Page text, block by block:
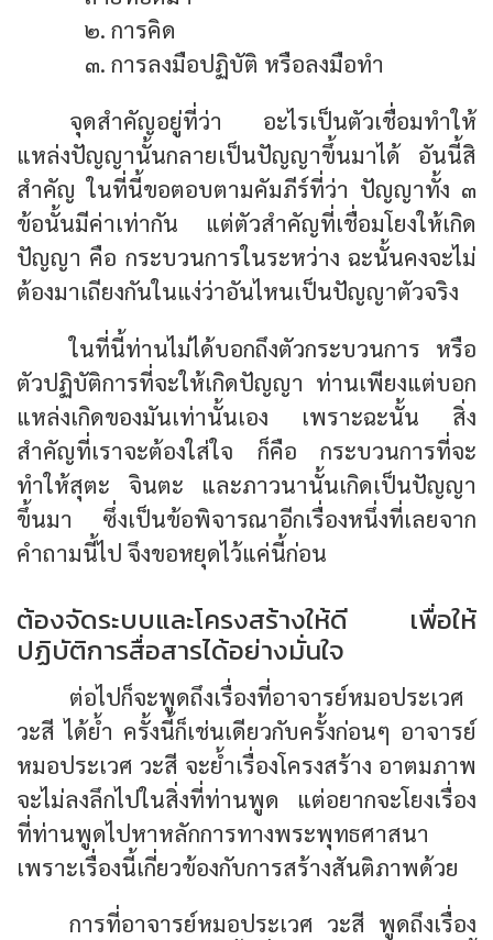
๒. การคิด
๓. การลงมือปฏิบัติ หรือลงมือทำ
จุดสำคัญอยู่ที่ว่า อะไรเป็นตัวเชื่อมทำให้
แหล่งปัญญานั้นกลายเป็นปัญญาขึ้นมาได้ อันนี้สิ
สำคัญ ในที่นี้ขอตอบตามคัมภีร์ที่ว่า ปัญญาทั้ง ๓
ข้อนั้นมีค่าเท่ากัน แต่ตัวสำคัญที่เชื่อมโยงให้เกิด
ปัญญา คือ กระบวนการในระหว่าง ฉะนั้นคงจะไม่
ต้องมาเถียงกันในแง่ว่าอันไหนเป็นปัญญาตัวจริง
ในที่นี้ท่านไม่ได้บอกถึงตัวกระบวนการ หรือ
ตัวปฏิบัติการที่จะให้เกิดปัญญา ท่านเพียงแต่บอก
แหล่งเกิดของมันเท่านั้นเอง เพราะฉะนั้น สิ่ง
สำคัญที่เราจะต้องใส่ใจ ก็คือ กระบวนการที่จะ
ทำให้สุตะ จินตะ และภาวนานั้นเกิดเป็นปัญญา
ขึ้นมา ซึ่งเป็นข้อพิจารณาอีกเรื่องหนึ่งที่เลยจาก
คำถามนี้ไป จึงขอหยุดไว้แค่นี้ก่อน
ต้องจัดระบบและโครงสร้างให้ดี เพื่อให้
ปฏิบัติการสื่อสารได้อย่างมั่นใจ
ต่อไปก็จะพูดถึงเรื่องที่อาจารย์หมอประเวศ
วะสี ได้ย้ำ ครั้งนี้ก็เช่นเดียวกับครั้งก่อนๆ อาจารย์
หมอประเวศ วะสี จะย้ำเรื่องโครงสร้าง อาตมภาพ
จะไม่ลงลึกไปในสิ่งที่ท่านพูด แต่อยากจะโยงเรื่อง
ที่ท่านพูดไปหาหลักการทางพระพุทธศาสนา
เพราะเรื่องนี้เกี่ยวข้องกับการสร้างสันติภาพด้วย
การที่อาจารย์หมอประเวศ วะสี พูดถึงเรื่อง